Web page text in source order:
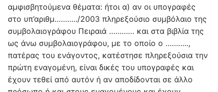
αμφισβητούμενα θέματα: ήτοι α) αν οι υπογραφές
στο υπ’αριθμ………../2003 πληρεξούσιο συμβόλαιο της
συμβολαιογράφου Πειραιά ………… και στα βιβλία της
ως άνω συμβολαιογράφου, με το οποίο ο ………..,
πατέρας του ενάγοντος, κατέστησε πληρεξούσια την
πρώτη εναγομένη, είναι δικές του υπογραφές και
έχουν τεθεί από αυτόν ή αν αποδίδονται σε άλλο